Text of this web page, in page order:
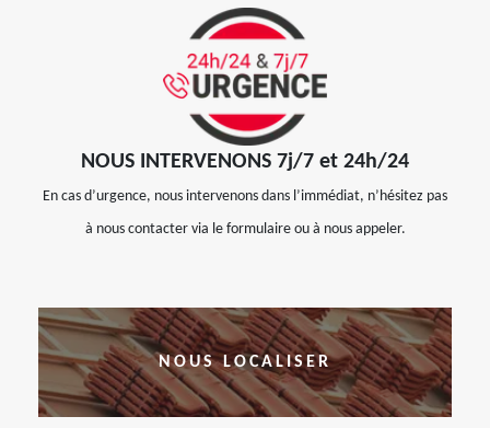
NOUS INTERVENONS 7j/7 et 24h/24
En cas d’urgence, nous intervenons dans l’immédiat, n’hésitez pas
à nous contacter via le formulaire ou à nous appeler.
NOUS LOCALISER